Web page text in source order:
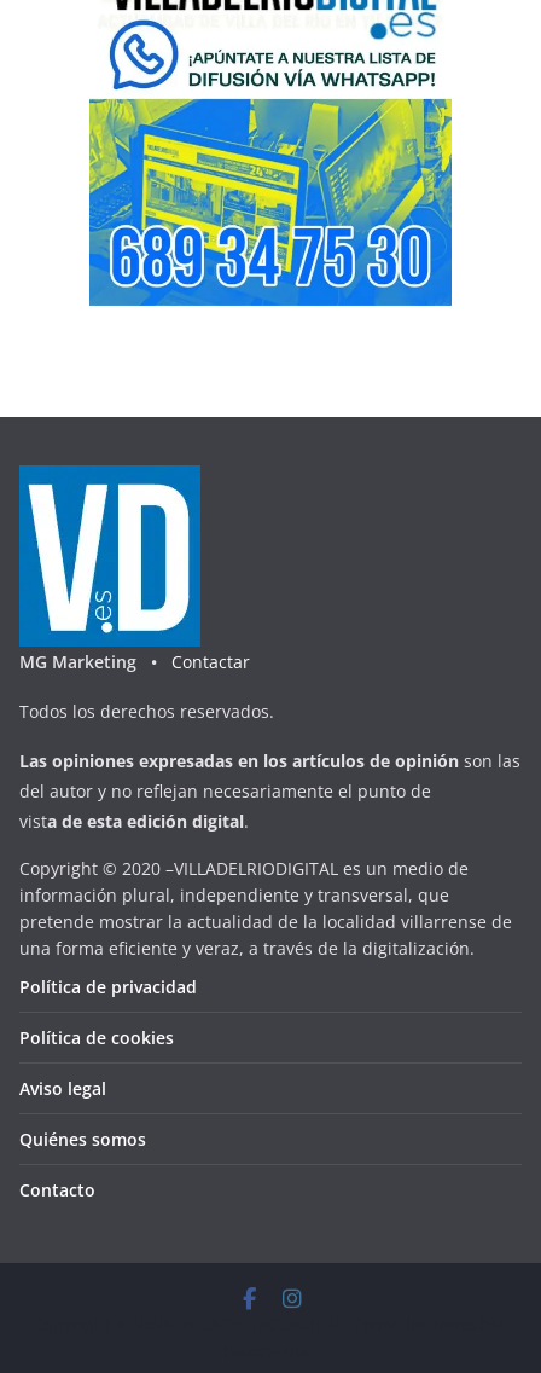
MG Marketing • Contactar
Todos los derechos reservados.
Las opiniones expresadas en los artículos de opinión son las
del autor y no reflejan necesariamente el punto de
vista de esta edición digital.
Copyright © 2020 –VILLADELRIODIGITAL es un medio de
información plural, independiente y transversal, que
pretende mostrar la actualidad de la localidad villarrense de
una forma eficiente y veraz, a través de la digitalización.
Política de privacidad
Política de cookies
Aviso legal
Quiénes somos
Contacto